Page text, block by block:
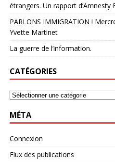
étrangers. Un rapport d’Amnesty
PARLONS IMMIGRATION !
Yvette Martinet
La guerre de l’information.
CATÉGORIES
MÉTA
Connexion
Flux des publications